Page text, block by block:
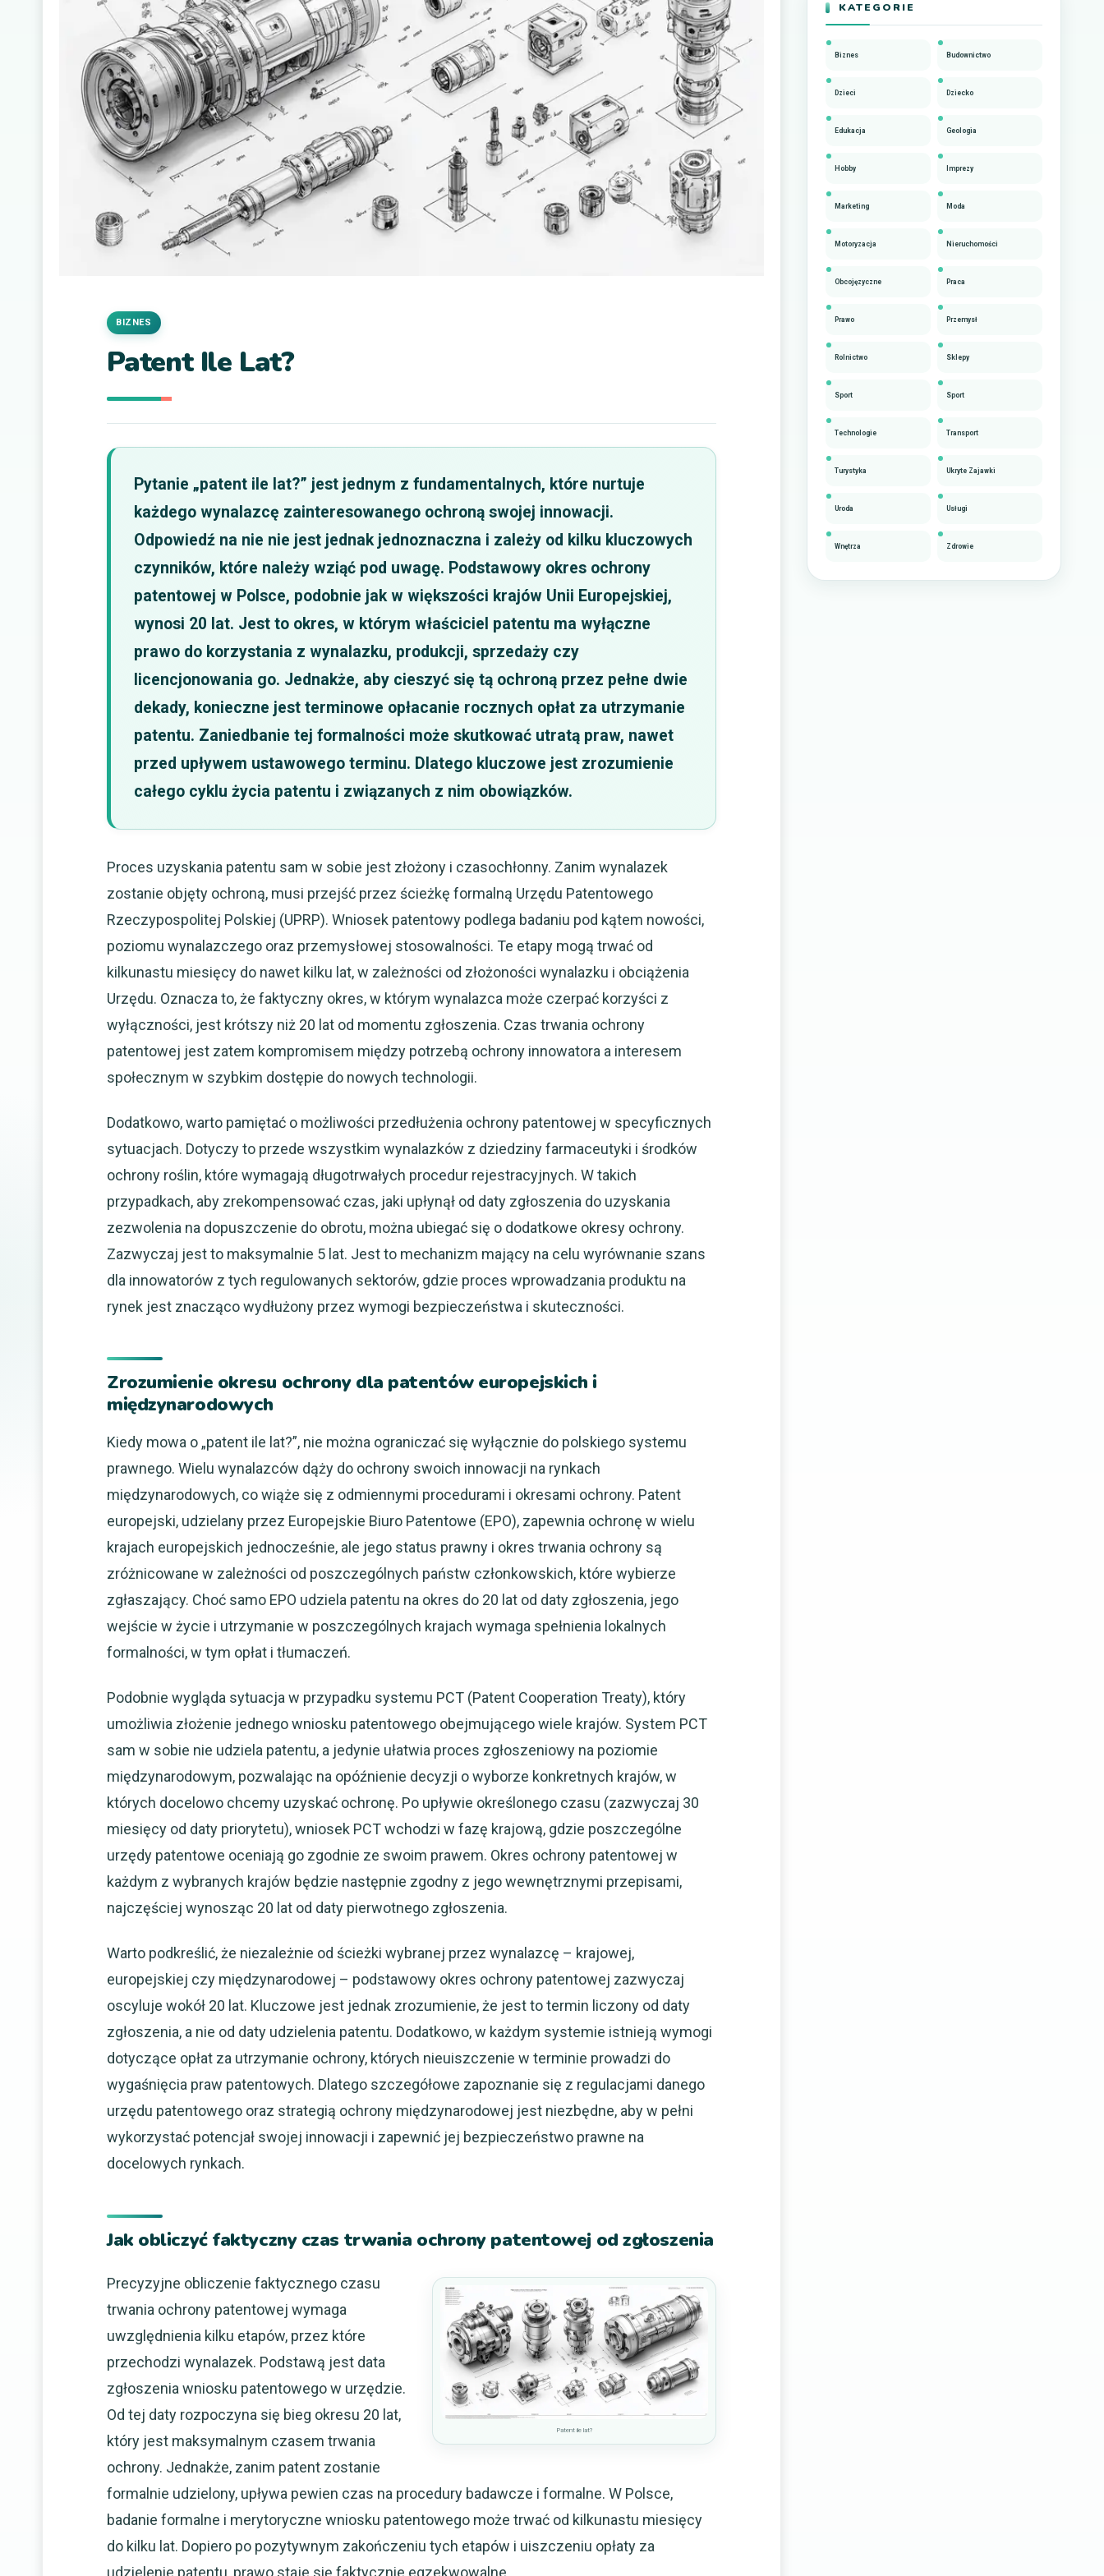
Patent Ile Lat?
BIZNES
Pytanie „patent ile lat?” jest jednym z fundamentalnych, które nurtuje
każdego wynalazcę zainteresowanego ochroną swojej innowacji.
Odpowiedź na nie nie jest jednak jednoznaczna i zależy od kilku kluczowych
czynników, które należy wziąć pod uwagę. Podstawowy okres ochrony
patentowej w Polsce, podobnie jak w większości krajów Unii Europejskiej,
wynosi 20 lat. Jest to okres, w którym właściciel patentu ma wyłączne
prawo do korzystania z wynalazku, produkcji, sprzedaży czy
licencjonowania go. Jednakże, aby cieszyć się tą ochroną przez pełne dwie
dekady, konieczne jest terminowe opłacanie rocznych opłat za utrzymanie
patentu. Zaniedbanie tej formalności może skutkować utratą praw, nawet
przed upływem ustawowego terminu. Dlatego kluczowe jest zrozumienie
całego cyklu życia patentu i związanych z nim obowiązków.
Proces uzyskania patentu sam w sobie jest złożony i czasochłonny. Zanim wynalazek
zostanie objęty ochroną, musi przejść przez ścieżkę formalną Urzędu Patentowego
Rzeczypospolitej Polskiej (UPRP). Wniosek patentowy podlega badaniu pod kątem nowości,
poziomu wynalazczego oraz przemysłowej stosowalności. Te etapy mogą trwać od
kilkunastu miesięcy do nawet kilku lat, w zależności od złożoności wynalazku i obciążenia
Urzędu. Oznacza to, że faktyczny okres, w którym wynalazca może czerpać korzyści z
wyłączności, jest krótszy niż 20 lat od momentu zgłoszenia. Czas trwania ochrony
patentowej jest zatem kompromisem między potrzebą ochrony innowatora a interesem
społecznym w szybkim dostępie do nowych technologii.
Dodatkowo, warto pamiętać o możliwości przedłużenia ochrony patentowej w specyficznych
sytuacjach. Dotyczy to przede wszystkim wynalazków z dziedziny farmaceutyki i środków
ochrony roślin, które wymagają długotrwałych procedur rejestracyjnych. W takich
przypadkach, aby zrekompensować czas, jaki upłynął od daty zgłoszenia do uzyskania
zezwolenia na dopuszczenie do obrotu, można ubiegać się o dodatkowe okresy ochrony.
Zazwyczaj jest to maksymalnie 5 lat. Jest to mechanizm mający na celu wyrównanie szans
dla innowatorów z tych regulowanych sektorów, gdzie proces wprowadzania produktu na
rynek jest znacząco wydłużony przez wymogi bezpieczeństwa i skuteczności.
Zrozumienie okresu ochrony dla patentów europejskich i
międzynarodowych
Kiedy mowa o „patent ile lat?”, nie można ograniczać się wyłącznie do polskiego systemu
prawnego. Wielu wynalazców dąży do ochrony swoich innowacji na rynkach
międzynarodowych, co wiąże się z odmiennymi procedurami i okresami ochrony. Patent
europejski, udzielany przez Europejskie Biuro Patentowe (EPO), zapewnia ochronę w wielu
krajach europejskich jednocześnie, ale jego status prawny i okres trwania ochrony są
zróżnicowane w zależności od poszczególnych państw członkowskich, które wybierze
zgłaszający. Choć samo EPO udziela patentu na okres do 20 lat od daty zgłoszenia, jego
wejście w życie i utrzymanie w poszczególnych krajach wymaga spełnienia lokalnych
formalności, w tym opłat i tłumaczeń.
Podobnie wygląda sytuacja w przypadku systemu PCT (Patent Cooperation Treaty), który
umożliwia złożenie jednego wniosku patentowego obejmującego wiele krajów. System PCT
sam w sobie nie udziela patentu, a jedynie ułatwia proces zgłoszeniowy na poziomie
międzynarodowym, pozwalając na opóźnienie decyzji o wyborze konkretnych krajów, w
których docelowo chcemy uzyskać ochronę. Po upływie określonego czasu (zazwyczaj 30
miesięcy od daty priorytetu), wniosek PCT wchodzi w fazę krajową, gdzie poszczególne
urzędy patentowe oceniają go zgodnie ze swoim prawem. Okres ochrony patentowej w
każdym z wybranych krajów będzie następnie zgodny z jego wewnętrznymi przepisami,
najczęściej wynosząc 20 lat od daty pierwotnego zgłoszenia.
Warto podkreślić, że niezależnie od ścieżki wybranej przez wynalazcę – krajowej,
europejskiej czy międzynarodowej – podstawowy okres ochrony patentowej zazwyczaj
oscyluje wokół 20 lat. Kluczowe jest jednak zrozumienie, że jest to termin liczony od daty
zgłoszenia, a nie od daty udzielenia patentu. Dodatkowo, w każdym systemie istnieją wymogi
dotyczące opłat za utrzymanie ochrony, których nieuiszczenie w terminie prowadzi do
wygaśnięcia praw patentowych. Dlatego szczegółowe zapoznanie się z regulacjami danego
urzędu patentowego oraz strategią ochrony międzynarodowej jest niezbędne, aby w pełni
wykorzystać potencjał swojej innowacji i zapewnić jej bezpieczeństwo prawne na
docelowych rynkach.
Jak obliczyć faktyczny czas trwania ochrony patentowej od zgłoszenia
Patent ile lat?
Precyzyjne obliczenie faktycznego czasu
trwania ochrony patentowej wymaga
uwzględnienia kilku etapów, przez które
przechodzi wynalazek. Podstawą jest data
zgłoszenia wniosku patentowego w urzędzie.
Od tej daty rozpoczyna się bieg okresu 20 lat,
który jest maksymalnym czasem trwania
ochrony. Jednakże, zanim patent zostanie
formalnie udzielony, upływa pewien czas na procedury badawcze i formalne. W Polsce,
badanie formalne i merytoryczne wniosku patentowego może trwać od kilkunastu miesięcy
do kilku lat. Dopiero po pozytywnym zakończeniu tych etapów i uiszczeniu opłaty za
udzielenie patentu, prawo staje się faktycznie egzekwowalne.
KATEGORIE
Biznes Budownictwo
Dzieci Dziecko
Edukacja Geologia
Hobby Imprezy
Marketing Moda
Motoryzacja Nieruchomości
Obcojęzyczne Praca
Prawo Przemysł
Rolnictwo Sklepy
Sport Sport
Technologie Transport
Turystyka Ukryte Zajawki
Uroda Usługi
Wnętrza Zdrowie